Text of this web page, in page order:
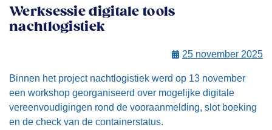
Werksessie digitale tools
nachtlogistiek
25 november 2025
Binnen het project nachtlogistiek werd op 13 november
een workshop georganiseerd over mogelijke digitale
vereenvoudigingen rond de vooraanmelding, slot boeking
en de check van de containerstatus.